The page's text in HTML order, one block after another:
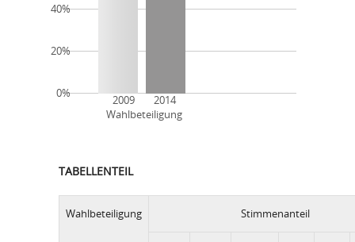
2009 2014
Wahlbeteiligung
40%
20%
0%
TABELLENTEIL
Wahlbeteiligung Stimmenanteil